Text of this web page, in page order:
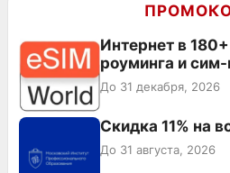
Интернет в
роуминга и
До 31 декабря, 2026
Скидка 11% на
До 31 августа, 2026